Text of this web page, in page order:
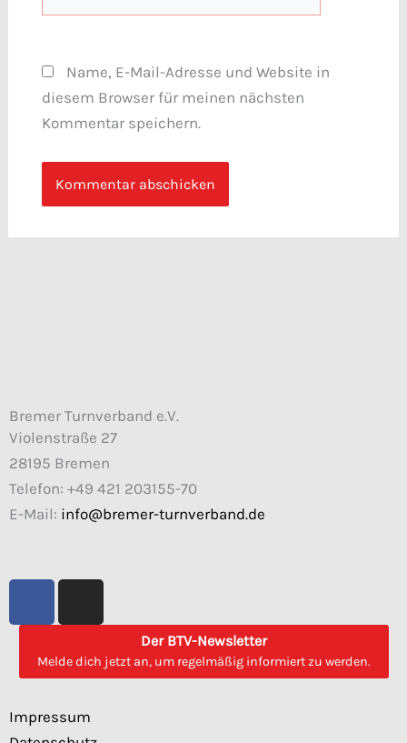
Name, E-Mail-Adresse und Website in
diesem Browser für meinen nächsten
Kommentar speichern.
Bremer Turnverband e.V.
Violenstraße 27
28195 Bremen
Telefon: +49 421 203155-70
E-Mail: info@bremer-turnverband.de
e
b
o
t
a
r
Der BTV-Newsletter
Melde dich jetzt an, um regelmäßig informiert zu werden.
Impressum